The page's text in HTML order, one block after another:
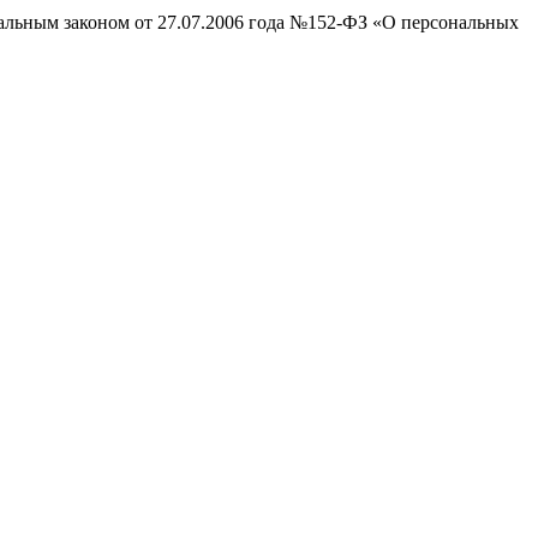
законом от 27.07.2006 года №152-ФЗ «О персональных